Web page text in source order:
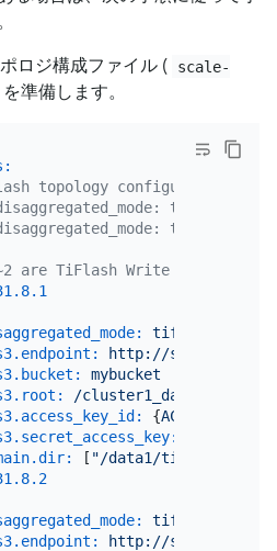
ロジ構成ファイル (
scale-
準備します。
topology configuration
are TiFlash Write Nodes
.8.1
tiflash_write
http://
mybucket
/cluster1_data
{ACCESS_KEY_ID
[ "/data1/tiflash/data"
.8.2
tiflash_write
http://